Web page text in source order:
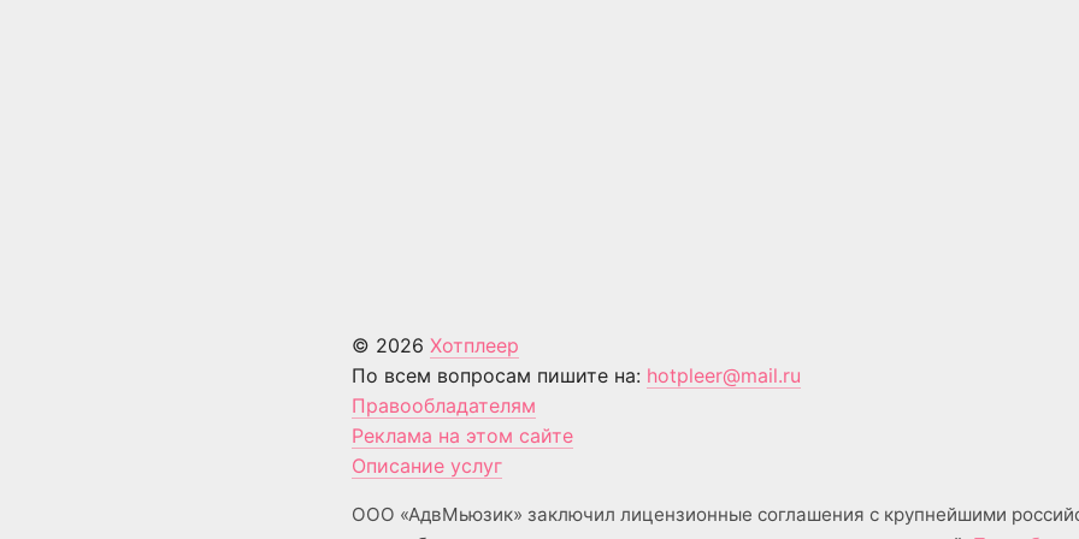
© 2026 Хотплеер
По всем вопросам пишите на: hotpleer@mail.ru
Правообладателям
Реклама на этом сайте
Описание услуг
ООО «АдвМьюзик» заключил лицензионные соглашения с крупнейшими